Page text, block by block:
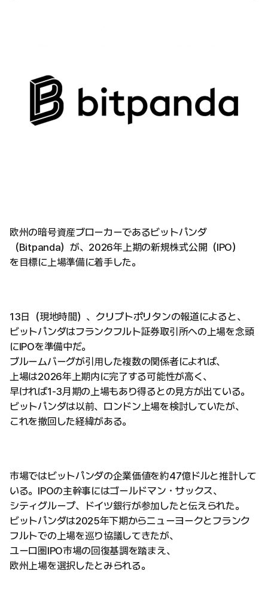
欧州の暗号資産ブローカーであるビットパンダ
（Bitpanda）が、2026年上期の新規株式公開（IPO）
を目標に上場準備に着手した。
13日（現地時間）、クリプトポリタンの報道によると、
ビットパンダはフランクフルト証券取引所への上場を念頭
にIPOを準備中だ。
ブルームバーグが引用した複数の関係者によれば、
上場は2026年上期内に完了する可能性が高く、
早ければ1-3月期の上場もあり得るとの見方が出ている。
ビットパンダは以前、ロンドン上場を検討していたが、
これを撤回した経緯がある。
市場ではビットパンダの企業価値を約47億ドルと推計して
いる。IPOの主幹事にはゴールドマン・サックス、
シティグループ、ドイツ銀行が参加したと伝えられた。
ビットパンダは2025年下期からニューヨークとフランク
フルトでの上場を巡り協議してきたが、
ユーロ圏IPO市場の回復基調を踏まえ、
欧州上場を選択したとみられる。